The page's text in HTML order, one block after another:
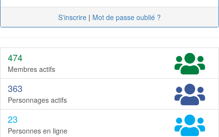
S'inscrire | Mot de passe oublié ?
474
Membres actifs
363
Personnages actifs
23
Personnes en ligne